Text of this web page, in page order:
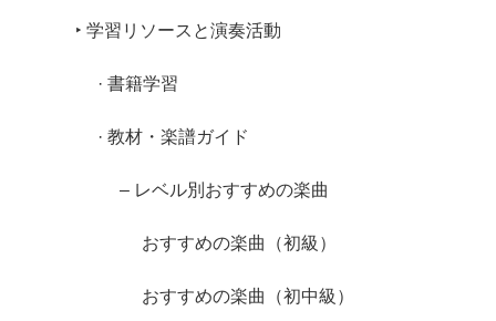
‣ 学習リソースと演奏活動
· 書籍学習
· 教材・楽譜ガイド
– レベル別おすすめの楽曲
おすすめの楽曲（初級）
おすすめの楽曲（初中級）